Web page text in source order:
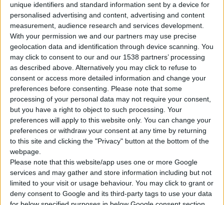
unique identifiers and standard information sent by a device for
personalised advertising and content, advertising and content
measurement, audience research and services development.
With your permission we and our partners may use precise
geolocation data and identification through device scanning. You
may click to consent to our and our 1538 partners’ processing
as described above. Alternatively you may click to refuse to
consent or access more detailed information and change your
preferences before consenting. Please note that some
processing of your personal data may not require your consent,
but you have a right to object to such processing. Your
preferences will apply to this website only. You can change your
preferences or withdraw your consent at any time by returning
to this site and clicking the "Privacy" button at the bottom of the
webpage.
Please note that this website/app uses one or more Google
services and may gather and store information including but not
limited to your visit or usage behaviour. You may click to grant or
deny consent to Google and its third-party tags to use your data
12/5/2009
Γρηγόρης Παπαδέας
Γενικός διευθυντής της «Artico in Architects»